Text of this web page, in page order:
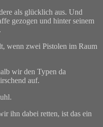
als glücklich aus. Und
gezogen und hinter seinem
wenn zwei Pistolen im Raum
wir den Typen da
auf.
ihn dabei retten, ist das ein